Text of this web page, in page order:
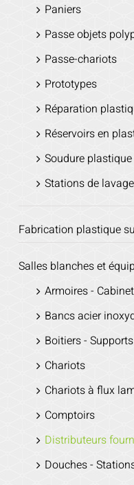
Paniers
Passe objets
Passe-chariots
Prototypes
Réparation
Réservoirs en
Soudure plastique
Stations de lavage
Fabrication plastique
Salles blanches et
Armoires -
Bancs acier
Boitiers -
Chariots
Chariots à flux
Comptoirs
Distributeurs
Douches -